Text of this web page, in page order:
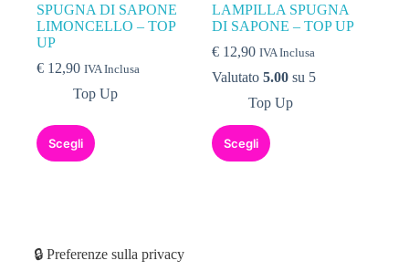
SPUGNA DI SAPONE
LIMONCELLO – TOP
UP
€ 12,90 IVA Inclusa
Top Up
Scegli
LAMPILLA SPUGNA
DI SAPONE – TOP UP
€ 12,90 IVA Inclusa
Valutato5.00 su 5
Top Up
Scegli
🔒 Preferenze sulla privacy